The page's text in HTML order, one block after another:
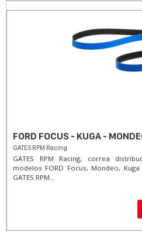
FORD FOCUS - KUGA -
GATES RPM Racing
GATES RPM Racing, correa
modelos FORD Focus, Mondeo,
GATES RPM...